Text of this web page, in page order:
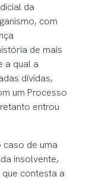
da
com
de mais
a qual a
dívidas,
um Processo
entrou
caso de uma
insolvente,
contesta a